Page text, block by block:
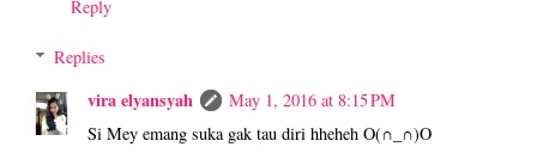
Reply
Replies
vira elyansyah
May 1, 2016 at 8:15 PM
Si Mey emang suka gak tau diri hheheh O(∩_∩)O